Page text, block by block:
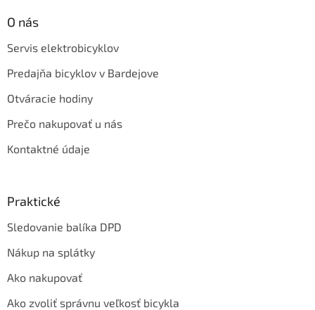
O nás
Servis elektrobicyklov
Predajňa bicyklov v Bardejove
Otváracie hodiny
Prečo nakupovať u nás
Kontaktné údaje
Praktické
Sledovanie balíka DPD
Nákup na splátky
Ako nakupovať
Ako zvoliť správnu veľkosť bicykla